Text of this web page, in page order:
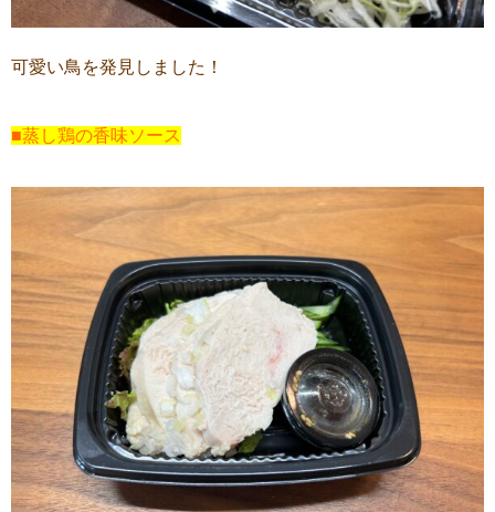
可愛い鳥を発見しました！
■蒸し鶏の香味ソース